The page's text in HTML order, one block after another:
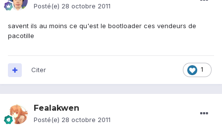
Posté(e) 28 octobre 2011
savent ils au moins ce qu'est le bootloader ces vendeurs de
pacotille
1
Citer
Fealakwen
Posté(e) 28 octobre 2011